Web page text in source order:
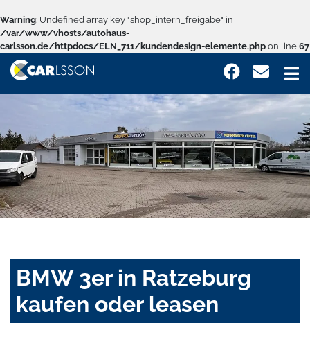
Warning: Undefined array key "shop_intern_freigabe" in
/var/www/vhosts/autohaus-
carlsson.de/httpdocs/ELN_711/kundendesign-elemente.php on line 67
BMW 3er in Ratzeburg
kaufen oder leasen